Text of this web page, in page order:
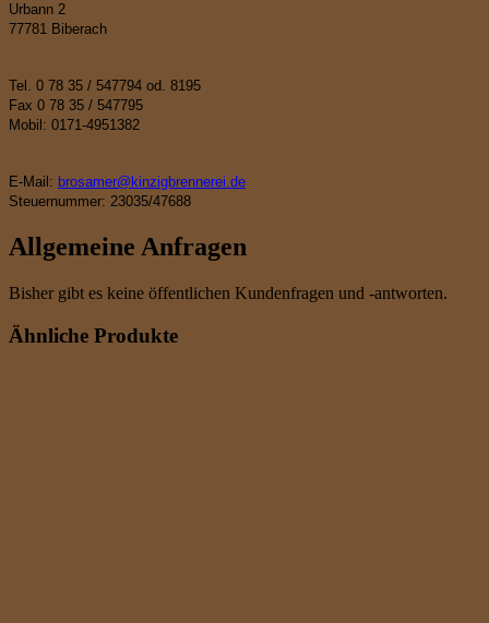
Urbann 2
77781 Biberach
Tel. 0 78 35 / 547794 od. 8195
Fax 0 78 35 / 547795
Mobil: 0171-4951382
E-Mail: brosamer@kinzigbrennerei.de
Steuernummer: 23035/47688
Allgemeine Anfragen
Bisher gibt es keine öffentlichen Kundenfragen und -antworten.
Ähnliche Produkte